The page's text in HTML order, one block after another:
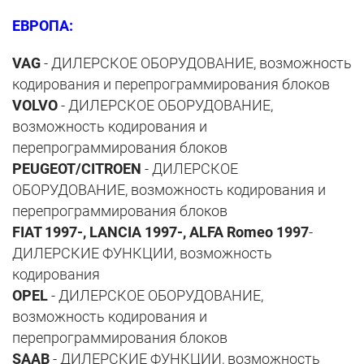
ЕВРОПА:
VAG- ДИЛЕРСКОЕ ОБОРУДОВАНИЕ, возможность
кодирования и перепрограммирования блоков
VOLVO- ДИЛЕРСКОЕ ОБОРУДОВАНИЕ,
возможность кодирования и
перепрограммирования блоков
PEUGEOT/CITROEN - ДИЛЕРСКОЕ
ОБОРУДОВАНИЕ, возможность кодирования и
перепрограммирования блоков
FIAT 1997-, LANCIA 1997-, ALFA Romeo 1997-
ДИЛЕРСКИЕ ФУНКЦИИ, возможность
кодирования
OPEL- ДИЛЕРСКОЕ ОБОРУДОВАНИЕ,
возможность кодирования и
перепрограммирования блоков
SAAB- ДИЛЕРСКИЕ ФУНКЦИИ, возможность